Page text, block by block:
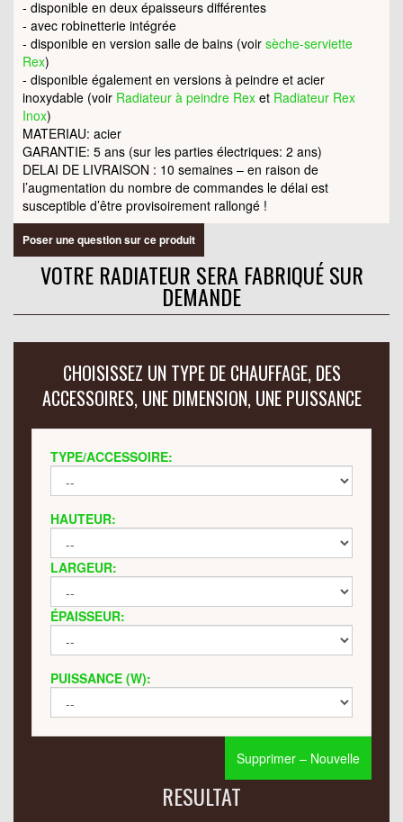
- disponible en deux épaisseurs différentes
- avec robinetterie intégrée
- disponible en version salle de bains (voir sèche-serviette
Rex)
- disponible également en versions à peindre et acier
inoxydable (voir Radiateur à peindre Rex et Radiateur Rex
Inox)
MATERIAU: acier
GARANTIE: 5 ans (sur les parties électriques: 2 ans)
DELAI DE LIVRAISON : 10 semaines – en raison de
l’augmentation du nombre de commandes le délai est
susceptible d’être provisoirement rallongé !
Poser une question sur ce produit
VOTRE RADIATEUR SERA FABRIQUÉ SUR
DEMANDE
CHOISISSEZ UN TYPE DE CHAUFFAGE, DES
ACCESSOIRES, UNE DIMENSION, UNE PUISSANCE
TYPE/ACCESSOIRE:
HAUTEUR:
LARGEUR:
ÉPAISSEUR:
PUISSANCE (W):
Supprimer – Nouvelle
RESULTAT